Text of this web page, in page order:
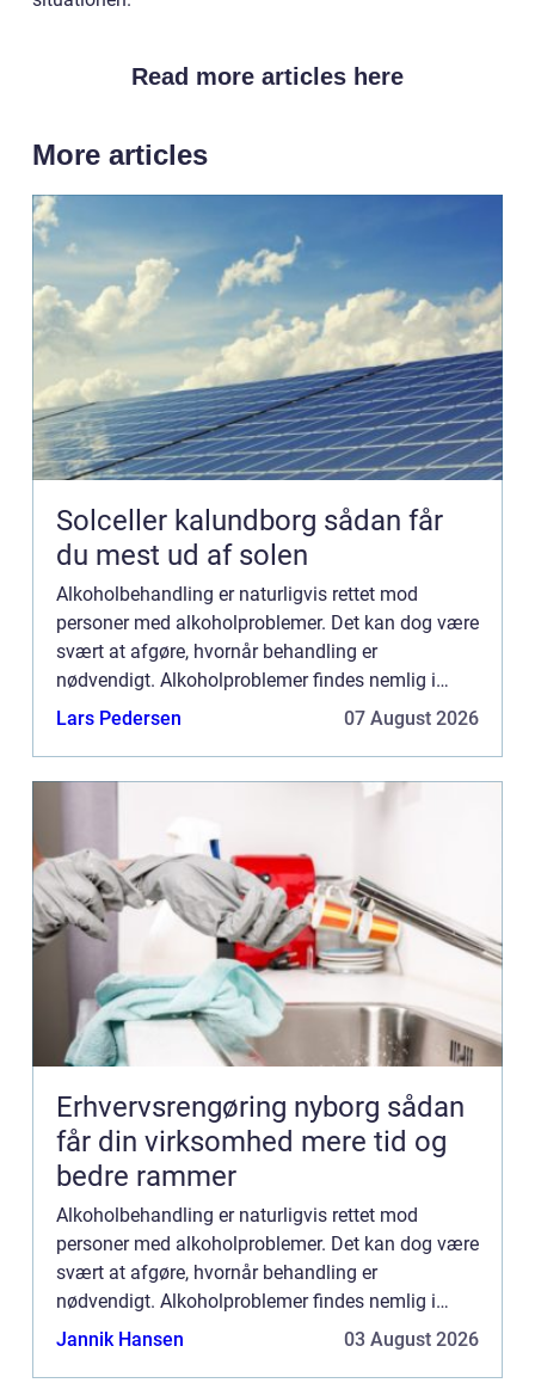
Read more articles here
More articles
Solceller kalundborg sådan får
du mest ud af solen
Alkoholbehandling er naturligvis rettet mod
personer med alkoholproblemer. Det kan dog være
svært at afgøre, hvornår behandling er
nødvendigt. Alkoholproblemer findes nemlig i
mange forskellige former, og kan udarte si...
Lars Pedersen 07 August 2026
Erhvervsrengøring nyborg sådan
får din virksomhed mere tid og
bedre rammer
Alkoholbehandling er naturligvis rettet mod
personer med alkoholproblemer. Det kan dog være
svært at afgøre, hvornår behandling er
nødvendigt. Alkoholproblemer findes nemlig i
mange forskellige former, og kan udarte si...
Jannik Hansen 03 August 2026